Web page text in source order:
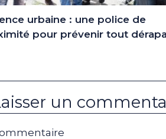
urbaine : une police de
pour prévenir tout
un